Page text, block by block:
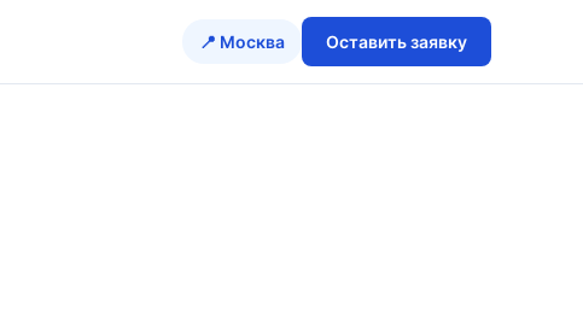
📍 Москва Оставить заявку